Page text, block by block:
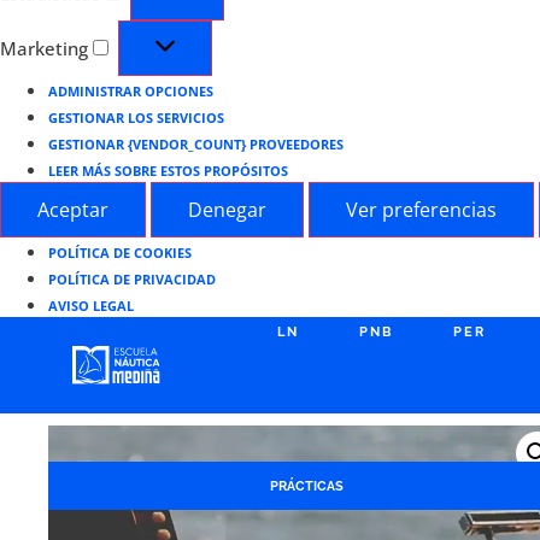
Marketing
ADMINISTRAR OPCIONES
GESTIONAR LOS SERVICIOS
GESTIONAR {VENDOR_COUNT} PROVEEDORES
LEER MÁS SOBRE ESTOS PROPÓSITOS
Aceptar Denegar Ver preferencias
POLÍTICA DE COOKIES
POLÍTICA DE PRIVACIDAD
AVISO LEGAL
LN PNB PER
PRÁCTICAS